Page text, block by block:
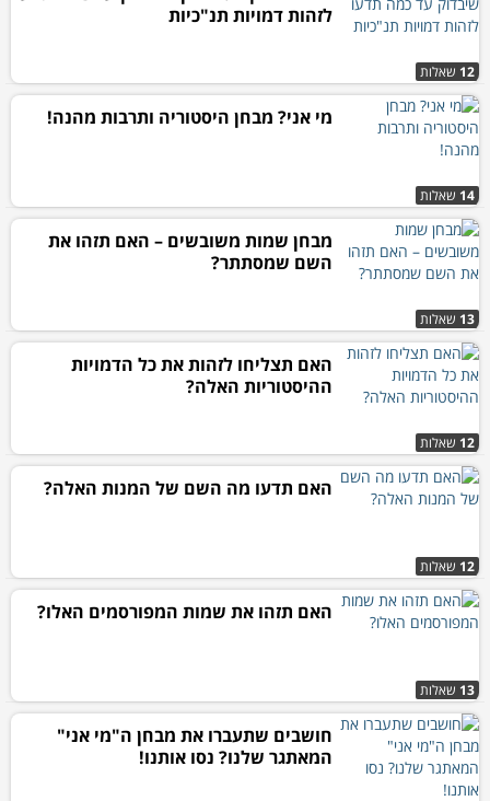
12 שאלות
לזהות דמויות תנ"כיות
14 שאלות
מי אני? מבחן היסטוריה ותרבות מהנה!
13 שאלות
מבחן שמות משובשים – האם תזהו את
השם שמסתתר?
12 שאלות
האם תצליחו לזהות את כל הדמויות
ההיסטוריות האלה?
12 שאלות
האם תדעו מה השם של המנות האלה?
13 שאלות
האם תזהו את שמות המפורסמים האלו?
חושבים שתעברו את מבחן ה"מי אני"
המאתגר שלנו? נסו אותנו!